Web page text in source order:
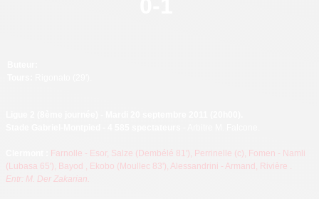
Farnolle - Esor, Salze (Dembélé 81'), Perrinelle (c), Fomen - Namli
(Lubasa 65'), Bayod , Ekobo (Moullec 83'), Alessandrini - Armand, Rivière .
Entr: M. Der Zakarian.